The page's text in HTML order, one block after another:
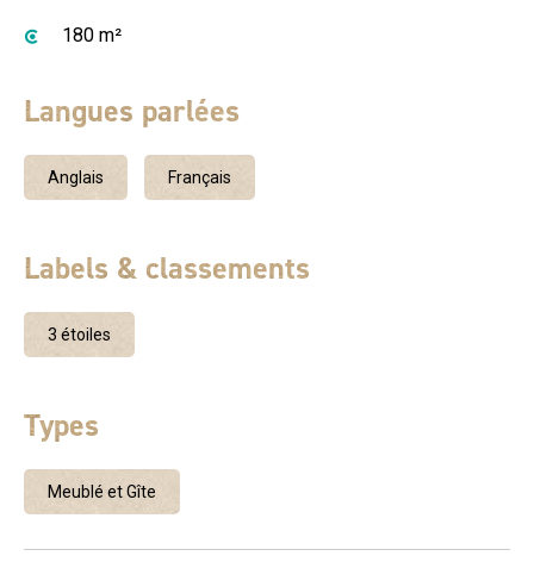
180 m²
Langues parlées
Anglais Français
Labels & classements
3 étoiles
Types
Meublé et Gîte